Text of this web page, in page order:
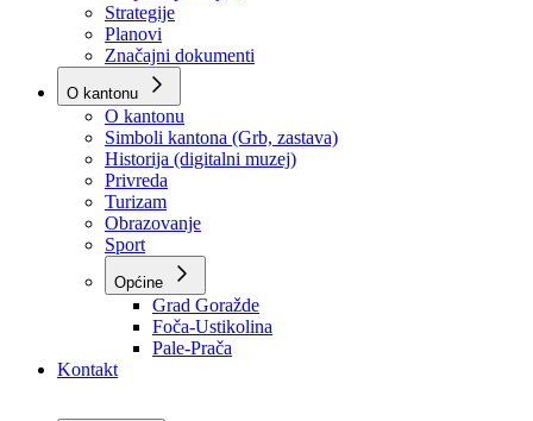
Poslovnik
Program rada Vlade
Ekspoze premijera
Strategije
Planovi
Značajni dokumenti
O kantonu
O kantonu
Simboli kantona (Grb, zastava)
Historija (digitalni muzej)
Privreda
Turizam
Obrazovanje
Sport
Općine